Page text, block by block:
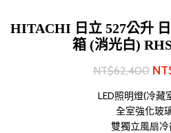
HITACHI 日立 527公升
箱 (消光白)
NT$62,400
LED照明燈(冷藏
全室強化玻
雙獨立風扇